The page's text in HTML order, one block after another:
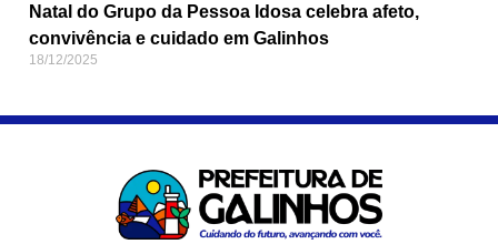
Natal do Grupo da Pessoa Idosa celebra afeto,
convivência e cuidado em Galinhos
18/12/2025